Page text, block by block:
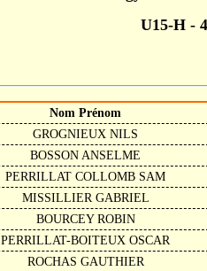
U15-H -
Nom Prénom
GROGNIEUX NILS
BOSSON ANSELME
PERRILLAT COLLOMB SAM
MISSILLIER GABRIEL
BOURCEY ROBIN
PERRILLAT-BOITEUX OSCAR
ROCHAS GAUTHIER